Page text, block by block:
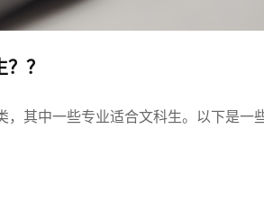
？
其中一些专业适合文科生。以下是一